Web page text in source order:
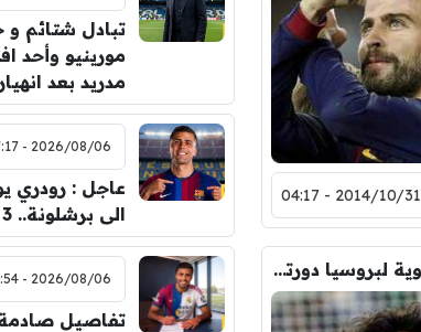
2014/10/31 - 04:17
هولميز يتسبب فى صدمه قوية لبروسيا دورتموند الجريح !
تبادل شتائم و
مورينيو وأحد
مدريد بعد
2026/08/06 - 17:17
عاجل : رودري
الى برشلونة.. 3 أسباب وراء قراره
2026/08/06 - 18:54
تفاصيل